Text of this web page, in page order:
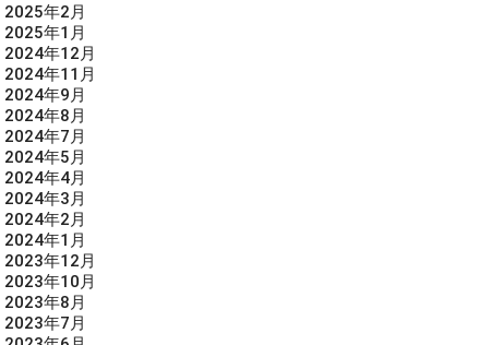
2025年2月
2025年1月
2024年12月
2024年11月
2024年9月
2024年8月
2024年7月
2024年5月
2024年4月
2024年3月
2024年2月
2024年1月
2023年12月
2023年10月
2023年8月
2023年7月